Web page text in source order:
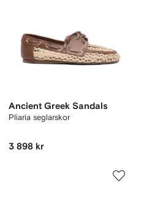
Ancient Greek Sandals
Pliaria seglarskor
3 898 kr